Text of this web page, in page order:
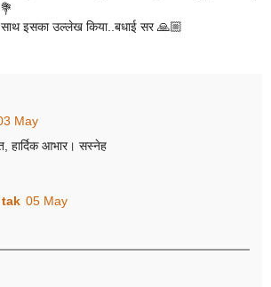
इसका उल्लेख किया..बधाई सर 🙏🏼
May
हार्दिक आभार। सस्नेह
05 May